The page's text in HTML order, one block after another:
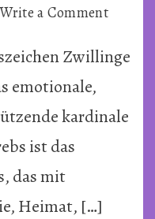
Write a Commenton
im
1.
Zwillinge
emotionale,
kardinale
ist das
das mit
Heimat, […]